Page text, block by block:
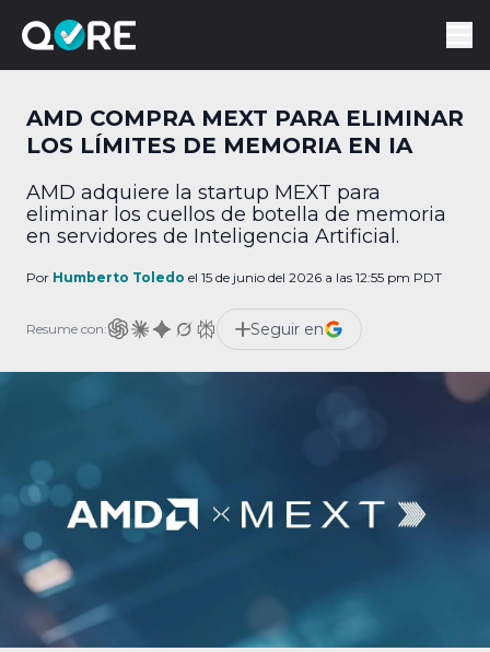
AMD COMPRA MEXT PARA ELIMINAR
LOS LÍMITES DE MEMORIA EN IA
AMD adquiere la startup MEXT para
eliminar los cuellos de botella de memoria
en servidores de Inteligencia Artificial.
Por Humberto Toledo el 15 de junio del 2026 a las 12:55 pm PDT
Resume con: Seguir en